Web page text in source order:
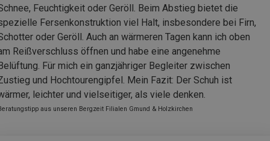
Feuchtigkeit oder Geröll. Beim Abstieg bietet die
Fersenkonstruktion viel Halt, insbesondere bei Firn,
oder Geröll. Auch an wärmeren Tagen kann ich oben
Reißverschluss öffnen und habe eine angenehme
Für mich ein ganzjähriger Begleiter zwischen
und Hochtourengipfel. Mein Fazit: Der Schuh ist
leichter und vielseitiger, als viele denken.
aus unseren Bergzeit Filialen Gmund & Holzkirchen